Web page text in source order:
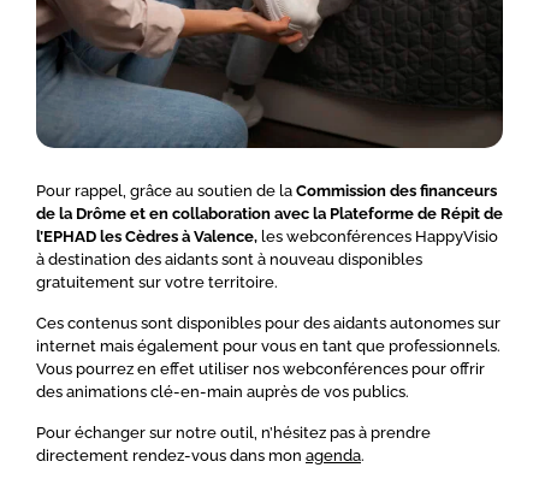
Pour rappel, grâce au soutien de la Commission des financeurs
de la Drôme et en collaboration avec la Plateforme de Répit de
l’EPHAD les Cèdres à Valence, les webconférences HappyVisio
à destination des aidants sont à nouveau disponibles
gratuitement sur votre territoire.
Ces contenus sont disponibles pour des aidants autonomes sur
internet mais également pour vous en tant que professionnels.
Vous pourrez en effet utiliser nos webconférences pour offrir
des animations clé-en-main auprès de vos publics.
Pour échanger sur notre outil, n’hésitez pas à prendre
directement rendez-vous dans mon agenda.